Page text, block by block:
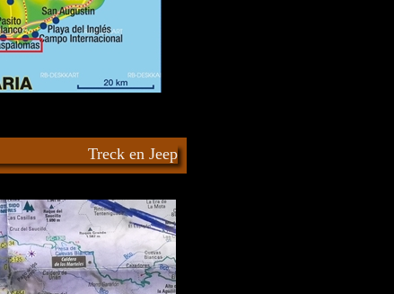
Treck en Jeep